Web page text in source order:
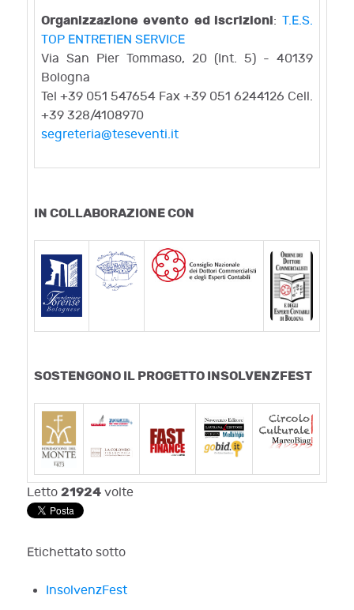
Organizzazione evento ed iscrizioni: T.E.S.
TOP ENTRETIEN SERVICE
Via San Pier Tommaso, 20 (Int. 5) - 40139
Bologna
Tel +39 051 547654 Fax +39 051 6244126 Cell.
+39 328/4108970
segreteria@teseventi.it
IN COLLABORAZIONE CON
SOSTENGONO IL PROGETTO INSOLVENZFEST
Letto 21924 volte
Etichettato sotto
InsolvenzFest